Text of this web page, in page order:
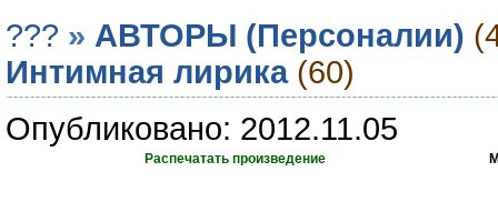
??? » АВТОРЫ (Персоналии)
Интимная лирика (60)
Опубликовано: 2012.11.05
Распечатать произведение